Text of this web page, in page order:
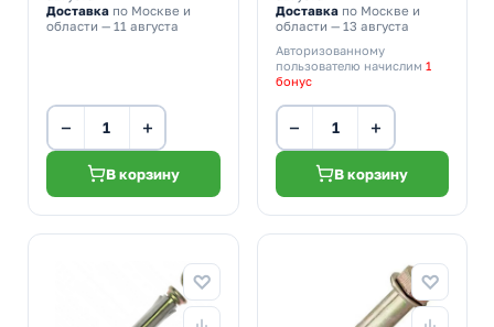
Доставка по Москве и
области — 11 августа
− +
В корзину
Доставкапо Москве и
области — 13 августа
Авторизованному
пользователю начислим 1
бонус
− +
В корзину